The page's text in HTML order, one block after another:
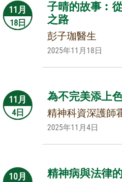
11月
18日
子晴的故事︰
之路
彭子珈醫生
2025年11月18日
11月
4日
為不完美添上
精神科資深護師
2025年11月4日
10月
精神病與法律